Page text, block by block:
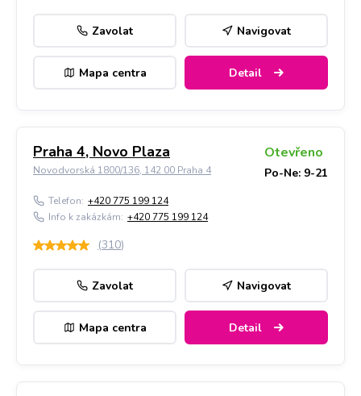
Zavolat Navigovat
Mapa centra Detail
Praha 4, Novo Plaza
Novodvorská 1800/136, 142 00 Praha 4
Otevřeno
Po-Ne: 9-21
Telefon: +420 775 199 124
Info k zakázkám: +420 775 199 124
(310)
Zavolat Navigovat
Mapa centra Detail